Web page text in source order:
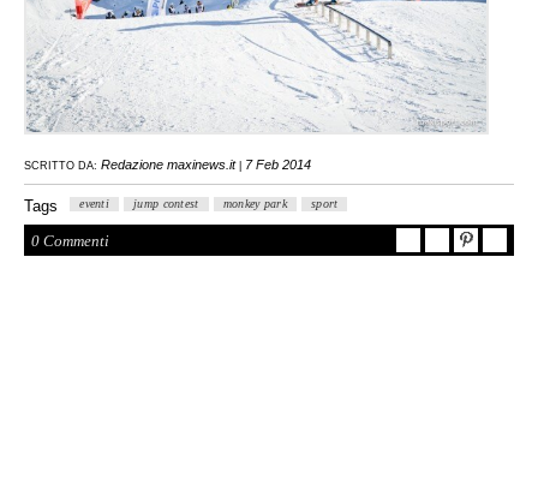
SCRITTO DA: Redazione maxinews.it 7 Feb 2014
Tags eventi jump contest monkey park sport
0 Commenti